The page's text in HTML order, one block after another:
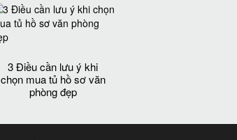
3 Điều cần lưu ý khi
chọn mua tủ hồ sơ văn
phòng đẹp